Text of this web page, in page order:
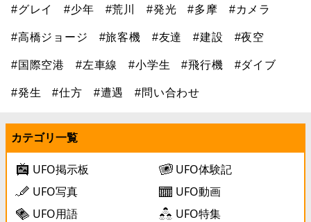
#グレイ #少年 #荒川 #発光 #多摩 #カメラ
#高橋ジョージ #旅客機 #友達 #建設 #夜空
#国際空港 #左車線 #小学生 #飛行機 #ダイブ
#発生 #仕方 #遭遇 #問い合わせ
カテゴリ一覧
UFO掲示板
UFO体験記
UFO写真
UFO動画
UFO用語
UFO特集